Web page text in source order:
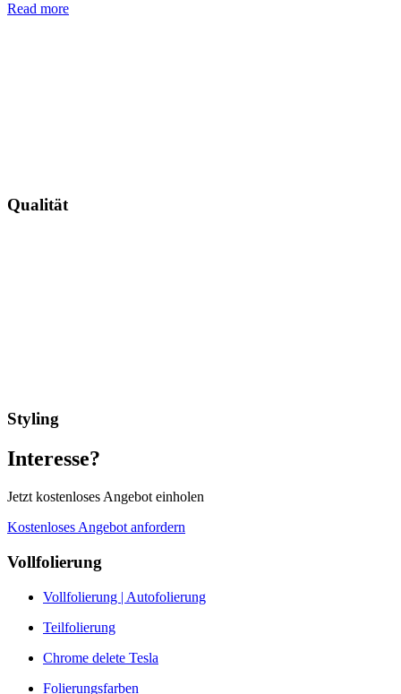
Read more
Qualität
Styling
Interesse?
Jetzt kostenloses Angebot einholen
Kostenloses Angebot anfordern
Vollfolierung
Vollfolierung | Autofolierung
Teilfolierung
Chrome delete Tesla
Folierungsfarben